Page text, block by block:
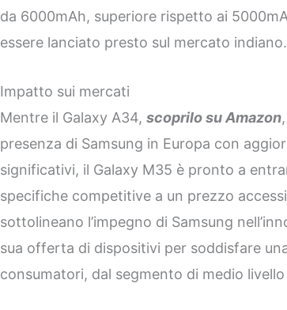
da 6000mAh, superiore rispetto ai
essere lanciato presto sul mercato indiano.
Impatto sui mercati
Mentre il Galaxy A34,scoprilo su Amazon
presenza di Samsung in Europa con
significativi, il Galaxy M35 è pronto a
specifiche competitive a un prezzo
sottolineano l’impegno di Samsung
sua offerta di dispositivi per soddisfare
consumatori, dal segmento di medio